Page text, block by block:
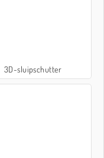
3D-sluipschutter